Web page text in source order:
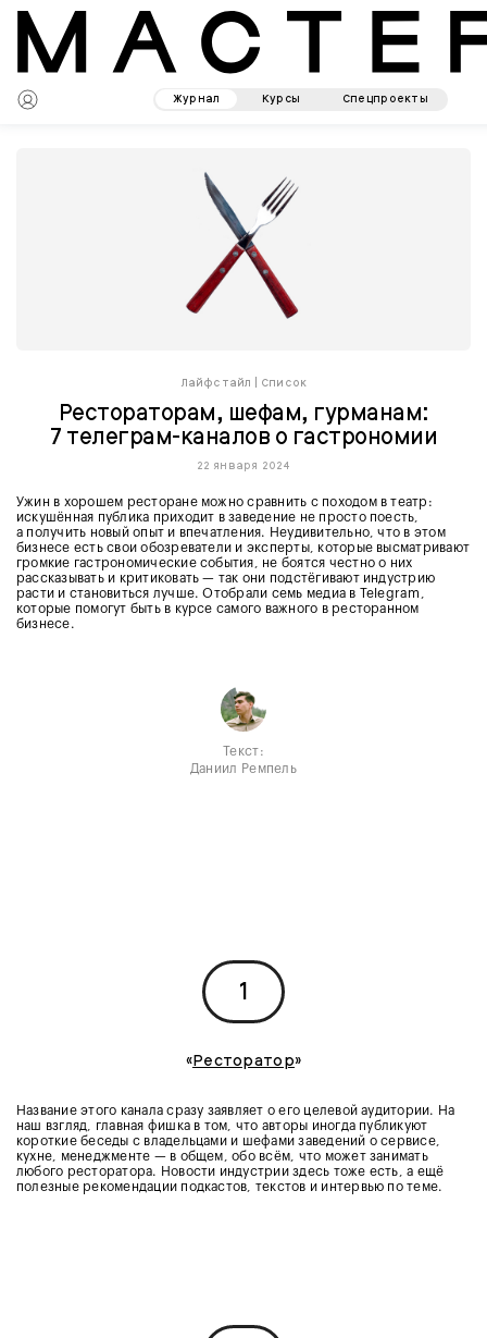
Журнал Курсы Спецпроекты
Лайфстайл Список
Рестораторам, шефам, гурманам:
7 телеграм-каналов о гастрономии
22 января 2024
Ужин в хорошем ресторане можно сравнить с походом в театр:
искушённая публика приходит в заведение не просто поесть,
а получить новый опыт и впечатления. Неудивительно, что в этом
бизнесе есть свои обозреватели и эксперты, которые высматривают
громкие гастрономические события, не боятся честно о них
рассказывать и критиковать — так они подстёгивают индустрию
расти и становиться лучше. Отобрали семь медиа в Telegram,
которые помогут быть в курсе самого важного в ресторанном
бизнесе.
Текст:
Даниил Ремпель
1
«Ресторатор»
Название этого канала сразу заявляет о его целевой аудитории. На
наш взгляд, главная фишка в том, что авторы иногда публикуют
короткие беседы с владельцами и шефами заведений о сервисе,
кухне, менеджменте — в общем, обо всём, что может занимать
любого ресторатора. Новости индустрии здесь тоже есть, а ещё
полезные рекомендации подкастов, текстов и интервью по теме.